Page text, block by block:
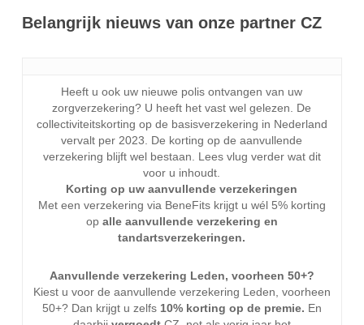
Belangrijk nieuws van onze partner CZ
Heeft u ook uw nieuwe polis ontvangen van uw
zorgverzekering? U heeft het vast wel gelezen. De
collectiviteitskorting op de basisverzekering in Nederland
vervalt per 2023. De korting op de aanvullende
verzekering blijft wel bestaan. Lees vlug verder wat dit
voor u inhoudt.
Korting op uw aanvullende verzekeringen
Met een verzekering via BeneFits krijgt u wél 5% korting
op alle aanvullende verzekering en
tandartsverzekeringen.
Aanvullende verzekering Leden, voorheen 50+?
Kiest u voor de aanvullende verzekering Leden, voorheen
50+? Dan krijgt u zelfs 10% korting op de premie. En